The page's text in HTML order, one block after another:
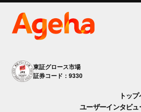
東証グロース市場
証券コード：9330
トッ
ユーザーインタビュ